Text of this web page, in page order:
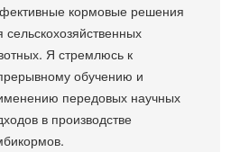
кормовые решения
сельскохозяйственных
Я стремлюсь к
обучению и
передовых научных
в производстве